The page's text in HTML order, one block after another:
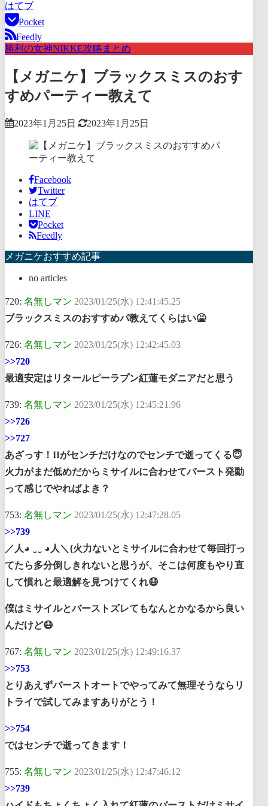
はてブ
Pocket
Feedly
勝利の女神NIKKE攻略まとめ
【メガニケ】ブラックスミスのおす
すめパーティー教えて
2023年1月25日 2023年1月25日
Facebook
Twitter
はてブ
LINE
Pocket
Feedly
メガニケおすすめ記事
no articles
720: 名無しマン 2023/01/25(水) 12:41:45.25
ブラックスミスのおすすめパ教えてくらはい🤮
726: 名無しマン 2023/01/25(水) 12:42:45.03
>>720
最適安定はリタールピーラプン紅蓮モダニアだと思う
739: 名無しマン 2023/01/25(水) 12:45:21.96
>>726
>>727
あざっす！IIがセンチだけなのでセンチで逝ってくる😇
火力がまだ低めだからミサイルに合わせてバースト発動
って感じでやればよき？
753: 名無しマン 2023/01/25(水) 12:47:28.05
>>739
／人◕ ‿‿ ◕人＼{火力ないとミサイルに合わせて毎回打っ
てたら多分倒しきれないと思うが、そこは何度もやり直
して慣れと最適解を見つけてくれ😷
僕はミサイルとバーストズレてもなんとかなるから良い
んだけど😷
767: 名無しマン 2023/01/25(水) 12:49:16.37
>>753
とりあえずバーストオートでやってみて無理そうならリ
トライで試してみますありがとう！
>>754
ではセンチで逝ってきます！
755: 名無しマン 2023/01/25(水) 12:47:46.12
>>739